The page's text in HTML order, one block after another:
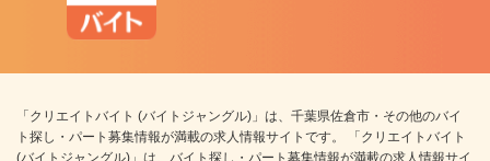
「クリエイトバイト (バイトジャングル)」は、千葉県佐倉市・その他のバイ
ト探し・パート募集情報が満載の求人情報サイトです。 「クリエイトバイト
(バイトジャングル)」は、バイト探し・パート募集情報が満載の求人情報サイ